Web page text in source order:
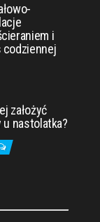
i
codziennej
założyć
nastolatka?